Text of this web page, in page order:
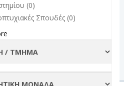
(0)
Σπουδές (0)